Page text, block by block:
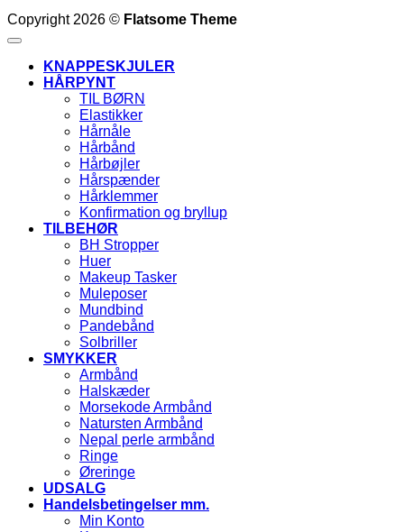
Copyright 2026 © Flatsome Theme
KNAPPESKJULER
HÅRPYNT
TIL BØRN
Elastikker
Hårnåle
Hårbånd
Hårbøjler
Hårspænder
Hårklemmer
Konfirmation og bryllup
TILBEHØR
BH Stropper
Huer
Makeup Tasker
Muleposer
Mundbind
Pandebånd
Solbriller
SMYKKER
Armbånd
Halskæder
Morsekode Armbånd
Natursten Armbånd
Nepal perle armbånd
Ringe
Øreringe
UDSALG
Handelsbetingelser mm.
Min Konto